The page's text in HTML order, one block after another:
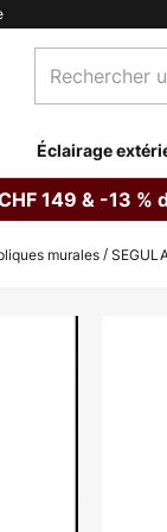
un
catégorie...
Éclairage
149 & -13 %
murales